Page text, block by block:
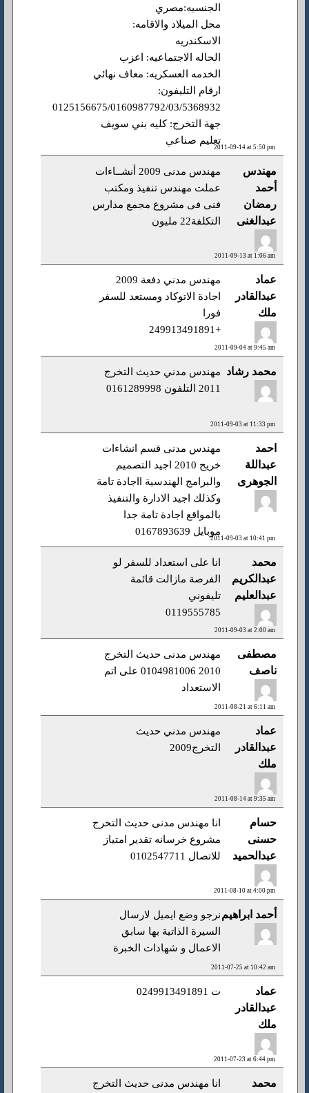
2011-09-14 at 5:50 pm
الجنسيه:مصري
محل الميلاد والاقامه:
الاسكندريه
الحاله الاجتماعيه: اعزب
الخدمه العسكريه: معاف نهائي
ارقام التليفون:
0125156675/0160987792/03/5368932
جهة التخرج: كليه بني سويف
تعليم صناعي
مهندس
أحمد
رمضان
عبدالغنى
2011-09-13 at 1:06 am
مهندس مدنى 2009 أنشــاءات
عملت مهندس تنفيذ ومكتب
فنى فى مشروع مجمع مدارس
التكلفة22 مليون
عماد
عبدالقادر
ملك
2011-09-04 at 9:45 am
مهندس مدني دفعة 2009
اجادة الاتوكاد ومستعد للسفر
فورا
+249913491891
محمد رشاد
2011-09-03 at 11:33 pm
مهندس مدني حديث التخرج
2011 التلفون 0161289998
احمد
عبداللة
الجوهرى
2011-09-03 at 10:41 pm
مهندس مدنى قسم انشاءات
خريج 2010 اجيد التصميم
والبرامج الهندسية ااجادة تامة
وكذلك اجيد الادارة والتنفيذ
بالمواقع اجادة تامة جدا
موبايل 0167893639
محمد
عبدالكريم
عبدالعليم
2011-09-03 at 2:00 am
انا على استعداد للسفر لو
الفرصة مازالت قائمة
تليفوني
0119555785
مصطفى
ناصف
2011-08-21 at 6:11 am
مهندس مدنى حديث التخرج
2010 0104981006 على اتم
الاستعداد
عماد
عبدالقادر
ملك
2011-08-14 at 9:35 am
مهندس مدني حديث
التخرج2009
حسام
حسنى
عبدالحميد
2011-08-10 at 4:00 pm
انا مهندس مدنى حديث التخرج
مشروع خرسانه تقدير امتياز
للاتصال 0102547711
أحمد ابراهيم
2011-07-25 at 10:42 am
نرجو وضع ايميل لارسال
السيرة الذاتية بها سابق
الاعمال و شهادات الخبرة
عماد
عبدالقادر
ملك
2011-07-23 at 6:44 pm
ت 0249913491891
محمد
انا مهندس مدنى حديث التخرج